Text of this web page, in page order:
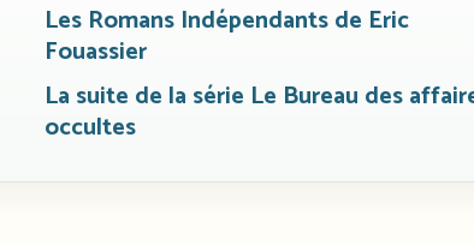
Les Romans Indépendants de Eric
Fouassier
La suite de la série Le Bureau des
occultes